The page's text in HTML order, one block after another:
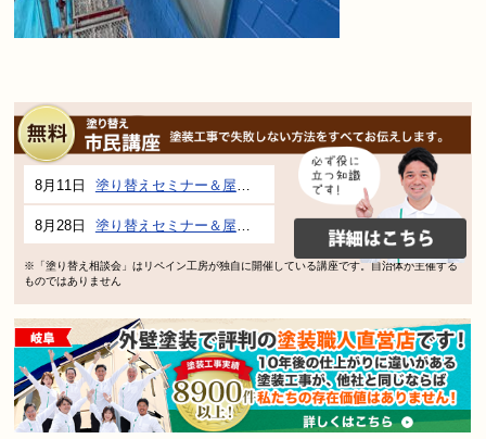
8月11日 塗り替えセミナー＆屋根、外壁の塗り替え市民講座 inぎふメディアコスモス
8月28日 塗り替えセミナー＆屋根、外壁の塗り替え市民講座 inぎふメディアコスモス
※「塗り替え相談会」はリペイン工房が独自に開催している講座です。自治体が主催する
ものではありません